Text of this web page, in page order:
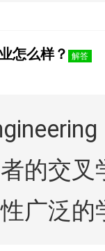
怎么样？ 解答
的交
广泛的